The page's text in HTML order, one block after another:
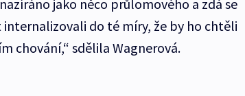
jako něco průlomového a zdá se
do té míry, že by ho chtěli
chování,“ sdělila Wagnerová.